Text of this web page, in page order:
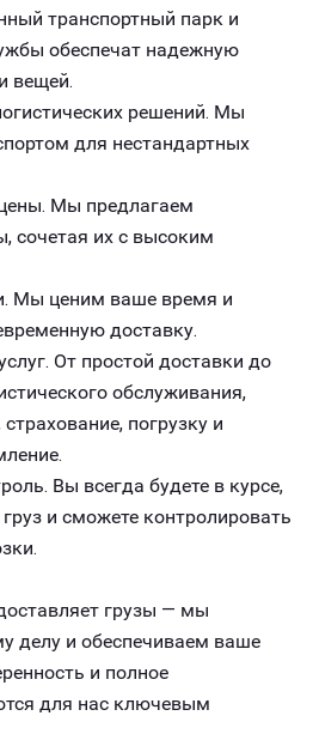
транспортный парк и
обеспечат надежную
вещей.
решений. Мы
для нестандартных
Мы предлагаем
сочетая их с высоким
Мы ценим ваше время и
доставку.
От простой доставки до
обслуживания,
погрузку и
Вы всегда будете в курсе,
и сможете контролировать
грузы — мы
делу и обеспечиваем ваше
и полное
для нас ключевым